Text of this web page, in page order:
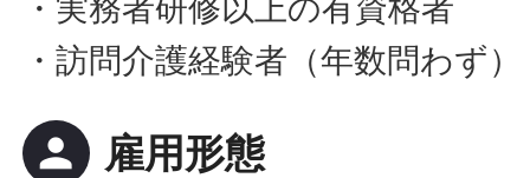
・実務者研修以上の有資格者
・訪問介護経験者（年数問わず）
person 雇用形態